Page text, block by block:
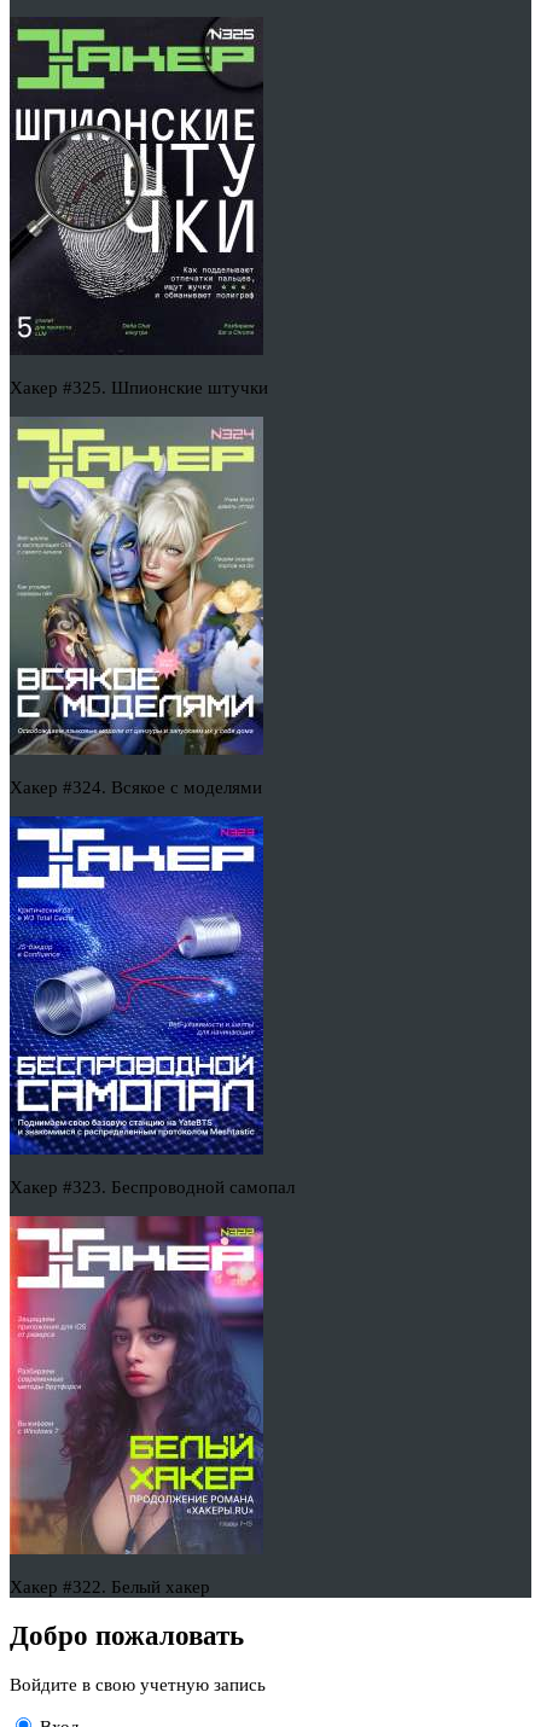
Хакер #325. Шпионские штучки
Хакер #324. Всякое с моделями
Хакер #323. Беспроводной самопал
Хакер #322. Белый хакер
Добро пожаловать
Войдите в свою учетную запись